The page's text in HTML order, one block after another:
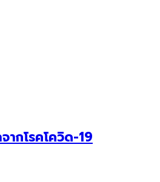
กโรคโควิด-19